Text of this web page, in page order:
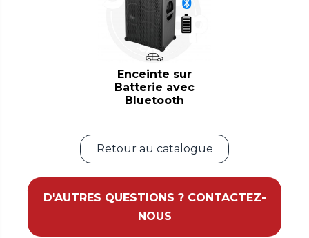
Enceinte sur
Batterie avec
Bluetooth
Retour au catalogue
D'AUTRES QUESTIONS ? CONTACTEZ-
NOUS